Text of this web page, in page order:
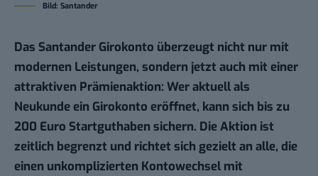
Bild: Santander
Das Santander Girokonto überzeugt nicht nur mit
modernen Leistungen, sondern jetzt auch mit einer
attraktiven Prämienaktion: Wer aktuell als
Neukunde ein Girokonto eröffnet, kann sich bis zu
200 Euro Startguthaben sichern. Die Aktion ist
zeitlich begrenzt und richtet sich gezielt an alle, die
einen unkomplizierten Kontowechsel mit